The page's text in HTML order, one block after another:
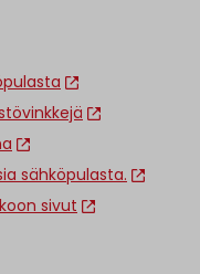
sähköpulasta.
sivut